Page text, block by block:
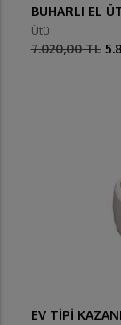
BUHARLI EL
Ütü
7.020,00 TL
EV TİPİ